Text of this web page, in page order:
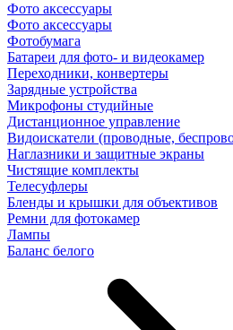
Фото аксессуары
Фото аксессуары
Фотобумага
Батареи для фото- и видеокамер
Переходники, конвертеры
Зарядные устройства
Микрофоны студийные
Дистанционное управление
Видоискатели (проводные,
Наглазники и защитные экраны
Чистящие комплекты
Телесуфлеры
Бленды и крышки для объективов
Ремни для фотокамер
Лампы
Баланс белого